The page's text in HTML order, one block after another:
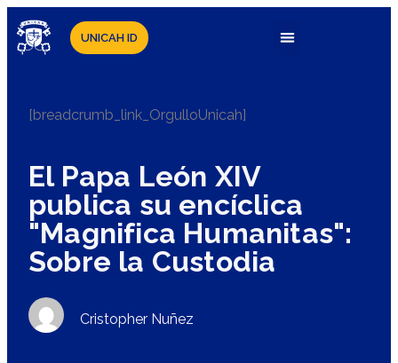
UNICAH ID
[breadcrumb_link_OrgulloUnicah]
El Papa León XIV
publica su encíclica
"Magnifica Humanitas":
Sobre la Custodia
Cristopher Nuñez